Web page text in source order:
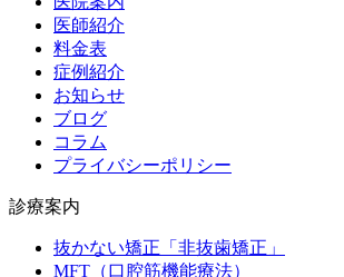
医師紹介
料金表
症例紹介
お知らせ
ブログ
コラム
プライバシーポリシー
診療案内
抜かない矯正「非抜歯矯正」
MFT（口腔筋機能療法）